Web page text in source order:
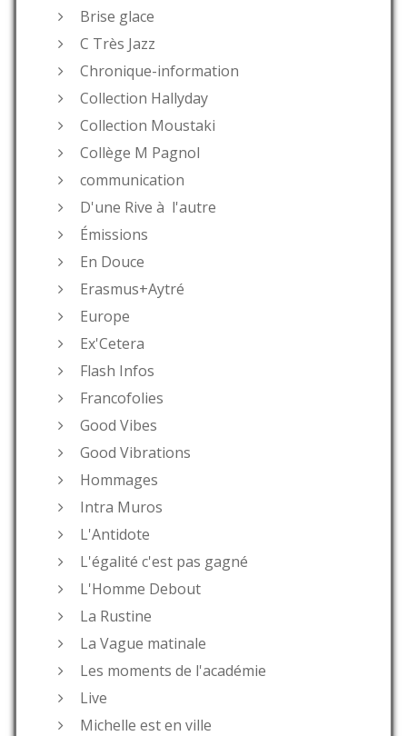
Brise glace
C Très Jazz
Chronique-information
Collection Hallyday
Collection Moustaki
Collège M Pagnol
communication
D'une Rive à l'autre
Émissions
En Douce
Erasmus+Aytré
Europe
Ex'Cetera
Flash Infos
Francofolies
Good Vibes
Good Vibrations
Hommages
Intra Muros
L'Antidote
L'égalité c'est pas gagné
L'Homme Debout
La Rustine
La Vague matinale
Les moments de l'académie
Live
Michelle est en ville